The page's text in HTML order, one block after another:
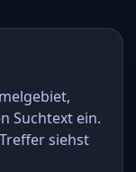
Suchtext ein.
siehst